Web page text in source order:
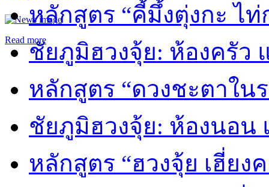
Read more
หลักสูตร “คี้มึ้งตุ่งกะ ไ
ชัยภูมิฮวงจุ้ย: ห้องครัว
หลักสูตร “ดวงชะตาใน
ชัยภูมิฮวงจุ้ย: ห้องนอน
หลักสูตร “ฮวงจุ้ย เฮี่ยง